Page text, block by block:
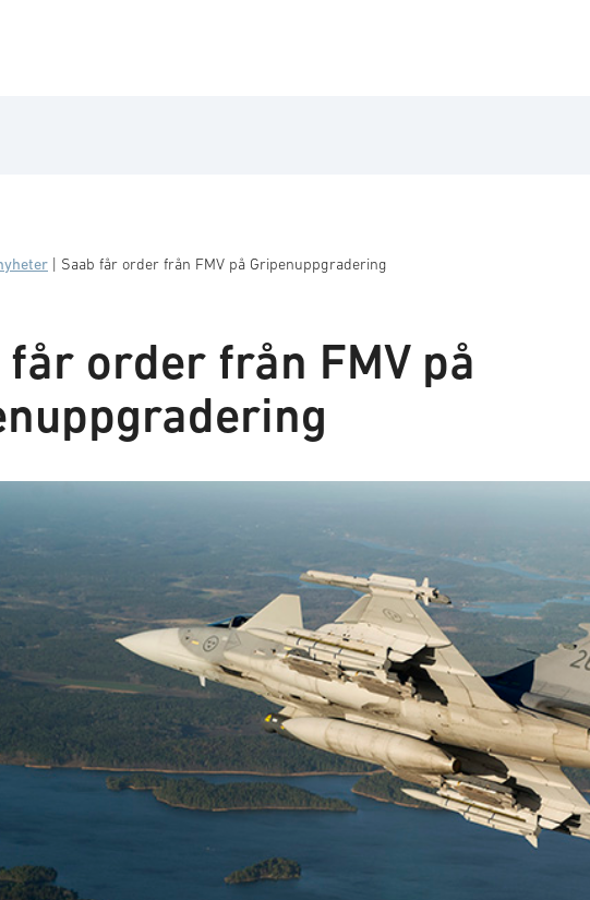
Saab får order från FMV på Gripenuppgradering
får order från FMV på